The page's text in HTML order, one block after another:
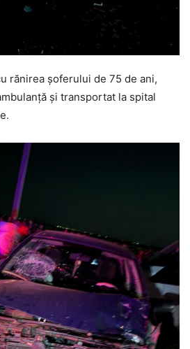
rănirea șoferului de 75 de ani,
și transportat la spital